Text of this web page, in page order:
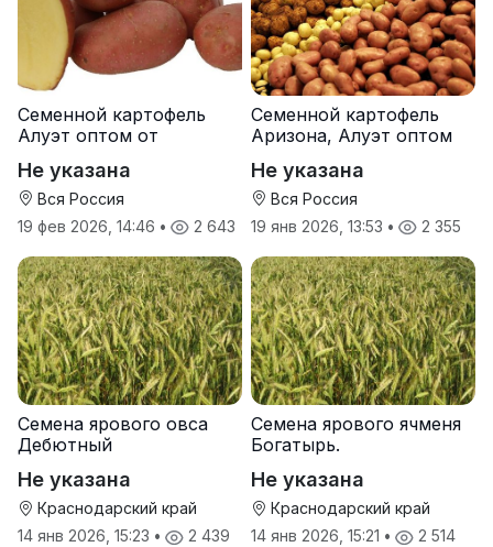
Семенной картофель
Алуэт оптом от
Не указана
Вся Россия
19 фев 2026, 14:46 • 2 643
Семенной картофель
Аризона, Алуэт оптом
Не указана
Вся Россия
19 янв 2026, 13:53 • 2 355
Семена ярового овса
Дебютный
Не указана
Краснодарский край
14 янв 2026, 15:23 • 2 439
Семена ярового ячменя
Богатырь.
Не указана
Краснодарский край
14 янв 2026, 15:21 • 2 514